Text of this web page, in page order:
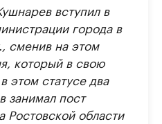
вступил в
города в
сменив на этом
который в свою
этом статусе два
занимал пост
Ростовской области